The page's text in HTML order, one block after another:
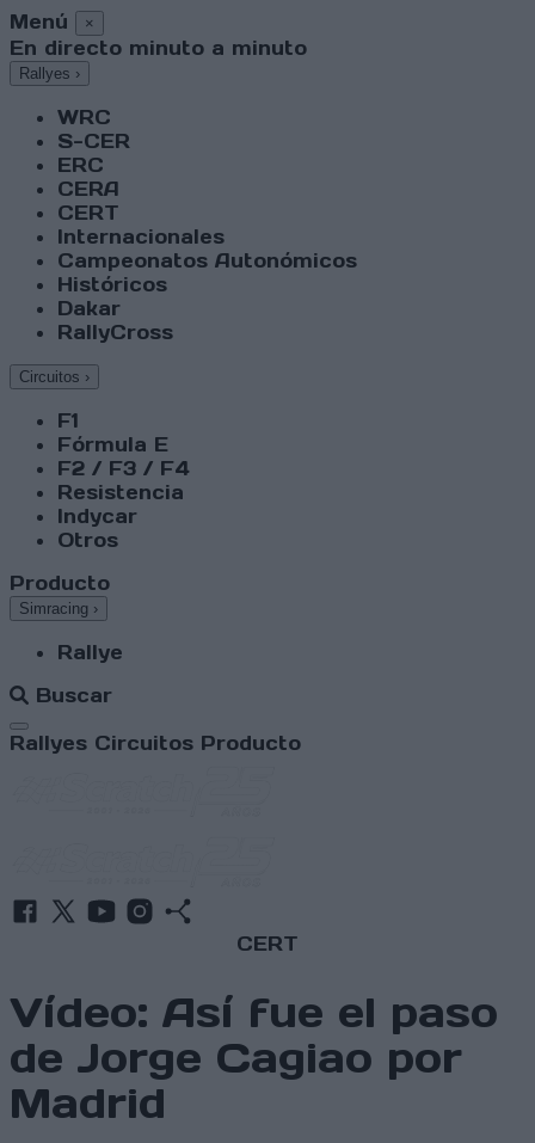
Menú ×
En directo minuto a minuto
Rallyes ›
WRC
S-CER
ERC
CERA
CERT
Internacionales
Campeonatos Autonómicos
Históricos
Dakar
RallyCross
Circuitos ›
F1
Fórmula E
F2 / F3 / F4
Resistencia
Indycar
Otros
Producto
Simracing ›
Rallye
Buscar
Abrir menú
Rallyes Circuitos Producto
CERT
Vídeo: Así fue el paso
de Jorge Cagiao por
Madrid